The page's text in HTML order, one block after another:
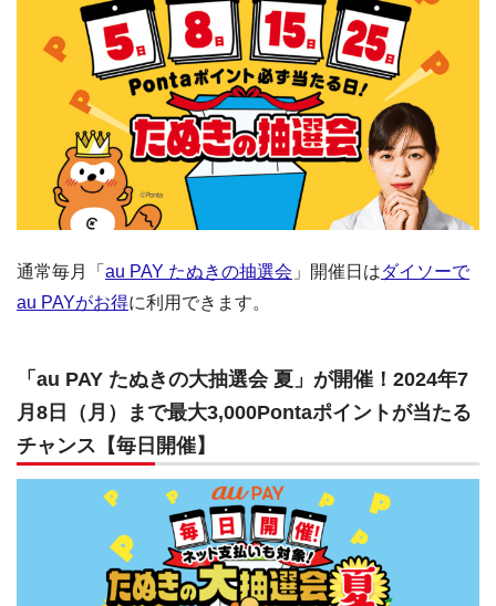
通常毎月「 au PAY たぬきの抽選会 」開催日はダイソーで
au PAYがお得に利用できます。
「au PAY たぬきの大抽選会 夏」が開催！2024年7
月8日（月）まで最大3,000Pontaポイントが当たる
チャンス【毎日開催】